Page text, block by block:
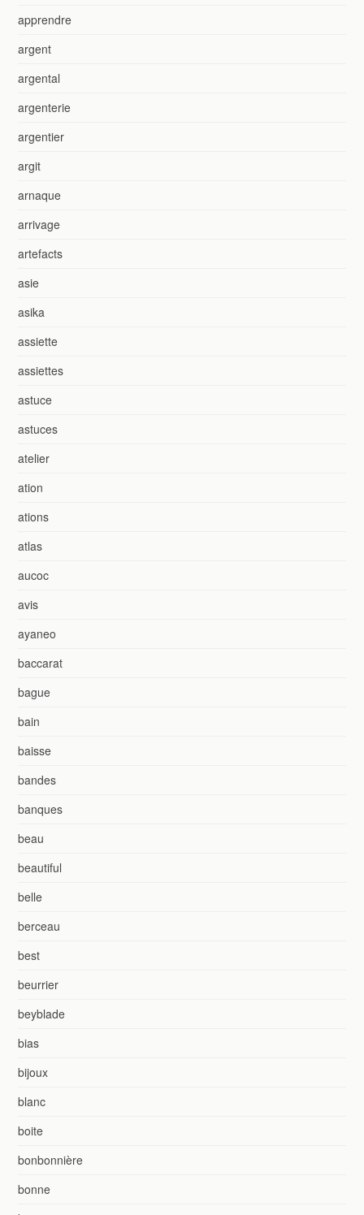
apprendre
argent
argental
argenterie
argentier
argit
arnaque
arrivage
artefacts
asie
asika
assiette
assiettes
astuce
astuces
atelier
ation
ations
atlas
aucoc
avis
ayaneo
baccarat
bague
bain
baisse
bandes
banques
beau
beautiful
belle
berceau
best
beurrier
beyblade
bias
bijoux
blanc
boite
bonbonnière
bonne